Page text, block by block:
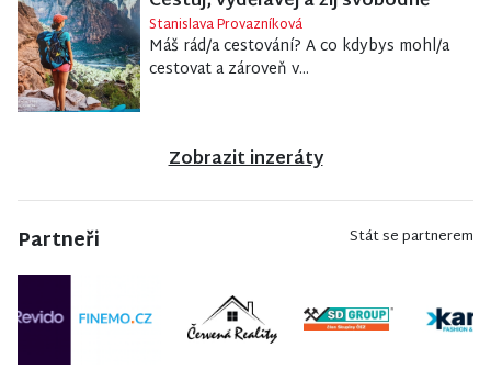
Stanislava Provazníková
Máš rád/a cestování? A co kdybys mohl/a
cestovat a zároveň v...
Zobrazit inzeráty
Partneři Stát se partnerem